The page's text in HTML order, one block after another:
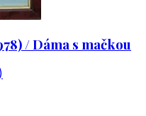
/ Dáma s mačkou